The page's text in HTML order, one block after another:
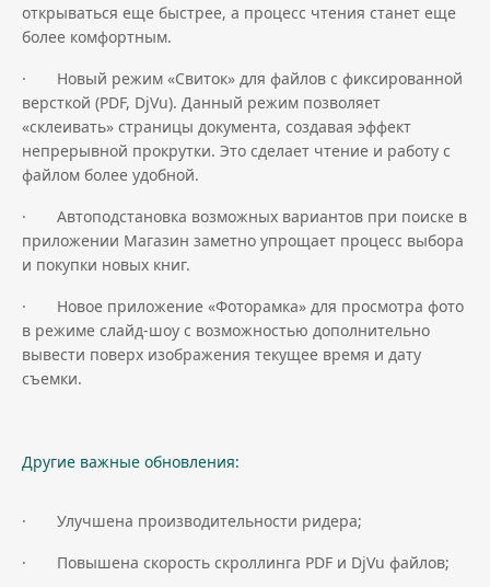
открываться еще быстрее, а процесс чтения станет еще
более комфортным.
· Новый режим «Свиток» для файлов с фиксированной
версткой (PDF, DjVu). Данный режим позволяет
«склеивать» страницы документа, создавая эффект
непрерывной прокрутки. Это сделает чтение и работу с
файлом более удобной.
· Автоподстановка возможных вариантов при поиске в
приложении Магазин заметно упрощает процесс выбора
и покупки новых книг.
· Новое приложение «Фоторамка» для просмотра фото
в режиме слайд-шоу с возможностью дополнительно
вывести поверх изображения текущее время и дату
съемки.
Другие важные обновления:
· Улучшена производительности ридера;
· Повышена скорость скроллинга PDF и DjVu файлов;